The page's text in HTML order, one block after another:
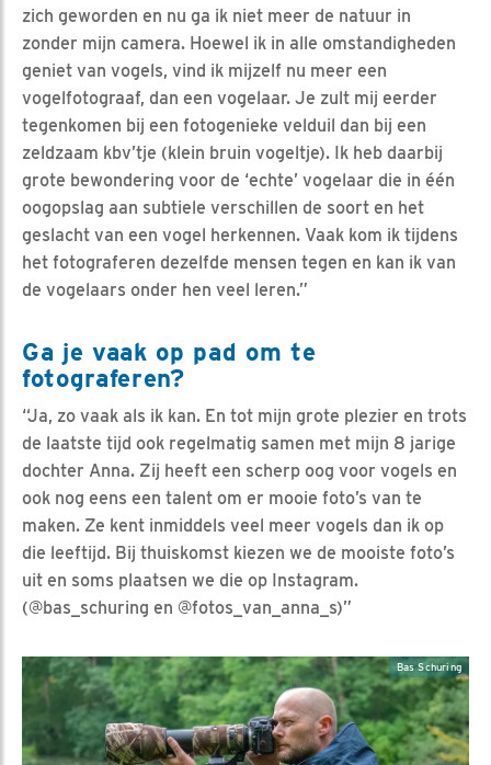
zich geworden en nu ga ik niet meer de natuur in
zonder mijn camera. Hoewel ik in alle omstandigheden
geniet van vogels, vind ik mijzelf nu meer een
vogelfotograaf, dan een vogelaar. Je zult mij eerder
tegenkomen bij een fotogenieke velduil dan bij een
zeldzaam kbv’tje (klein bruin vogeltje). Ik heb daarbij
grote bewondering voor de ‘echte’ vogelaar die in één
oogopslag aan subtiele verschillen de soort en het
geslacht van een vogel herkennen. Vaak kom ik tijdens
het fotograferen dezelfde mensen tegen en kan ik van
de vogelaars onder hen veel leren.”
Ga je vaak op pad om te
fotograferen?
“Ja, zo vaak als ik kan. En tot mijn grote plezier en trots
de laatste tijd ook regelmatig samen met mijn 8 jarige
dochter Anna. Zij heeft een scherp oog voor vogels en
ook nog eens een talent om er mooie foto’s van te
maken. Ze kent inmiddels veel meer vogels dan ik op
die leeftijd. Bij thuiskomst kiezen we de mooiste foto’s
uit en soms plaatsen we die op Instagram.
(@bas_schuring en @fotos_van_anna_s)”
Bas Schuring